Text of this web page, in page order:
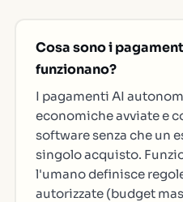
Cosa sono i
funzionano?
I pagamenti AI
economiche avviate e
software senza che un
singolo acquisto.
l'umano definisce
autorizzate (budget